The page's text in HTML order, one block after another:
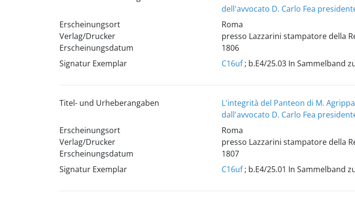
dell'avvocato D. Carlo Fea
Erscheinungsort
Verlag/Drucker
Erscheinungsdatum
Roma
presso Lazzarini stampatore della
1806
Signatur Exemplar
C16uf; b.E4/25.03 In Sammelband
Titel- und Urheberangaben
L'integrità del Panteon di M.
dall'avvocato D. Carlo Fea
Erscheinungsort
Verlag/Drucker
Erscheinungsdatum
Roma
presso Lazzarini stampatore della
1807
Signatur Exemplar
C16uf; b.E4/25.01 In Sammelband